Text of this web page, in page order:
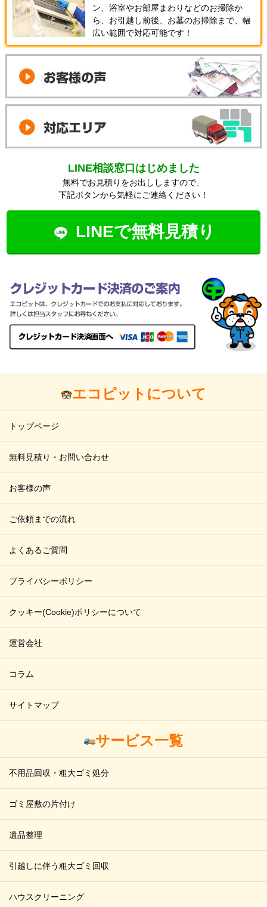
ン、浴室やお部屋まわりなどのお掃除か
ら、お引越し前後、お墓のお掃除まで、幅
広い範囲で対応可能です！
LINE相談窓口はじめました
無料でお見積りをお出ししますので、
下記ボタンから気軽にご連絡ください！
LINEで無料見積り
エコピットについて
トップページ
無料見積り・お問い合わせ
お客様の声
ご依頼までの流れ
よくあるご質問
プライバシーポリシー
クッキー(Cookie)ポリシーについて
運営会社
コラム
サイトマップ
サービス一覧
不用品回収・粗大ゴミ処分
ゴミ屋敷の片付け
遺品整理
引越しに伴う粗大ゴミ回収
ハウスクリーニング